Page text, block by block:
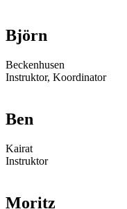
Björn
Beckenhusen
Instruktor, Koordinator
Ben
Kairat
Instruktor
Moritz